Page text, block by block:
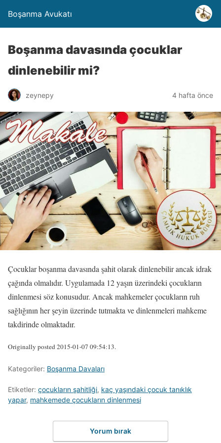
Boşanma Avukatı
Boşanma davasında çocuklar
dinlenebilir mi?
zeynepy 4 hafta önce
Çocuklar boşanma davasında şahit olarak dinlenebilir ancak idrak
çağında olmalıdır. Uygulamada 12 yaşın üzerindeki çocukların
dinlenmesi söz konusudur. Ancak mahkemeler çocukların ruh
sağlığının her şeyin üzerinde tutmakta ve dinlenmeleri mahkeme
takdirinde olmaktadır.
Originally posted 2015-01-07 09:54:13.
Kategoriler: Boşanma Davaları
Etiketler: çocukların şahitliği, kaç yaşındaki çocuk tanıklık
yapar, mahkemede çocukların dinlenmesi
Yorum bırak